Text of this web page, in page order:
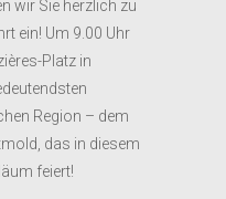
wir Sie herzlich zu
ein! Um 9.00 Uhr
Platz in
Region – dem
das in diesem
feiert!